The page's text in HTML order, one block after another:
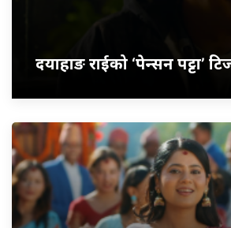
दयाहाङ राईको ‘पेन्सन पट्टा’